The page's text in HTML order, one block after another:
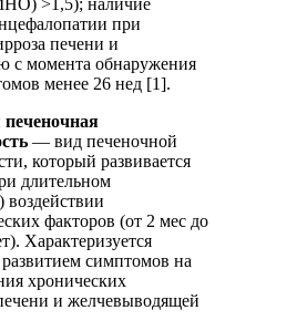
при
печени и
с момента обнаружения
менее 26 нед [1].
— вид печеночной
который развивается
длительном
воздействии
факторов (от 2 мес до
Характеризуется
симптомов на
хронических
и желчевыводящей